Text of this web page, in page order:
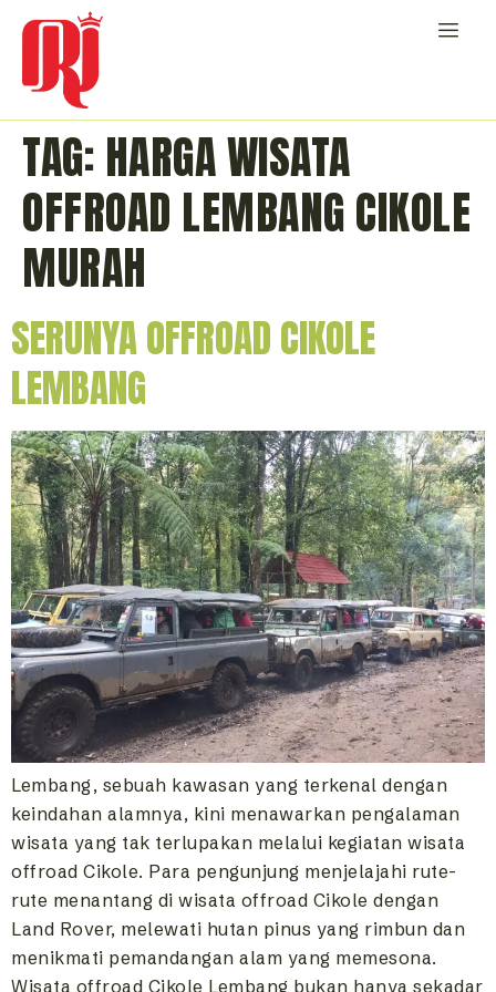
TAG: HARGA WISATA
OFFROAD LEMBANG CIKOLE
MURAH
SERUNYA OFFROAD CIKOLE
LEMBANG
Lembang, sebuah kawasan yang terkenal dengan
keindahan alamnya, kini menawarkan pengalaman
wisata yang tak terlupakan melalui kegiatan wisata
offroad Cikole. Para pengunjung menjelajahi rute-
rute menantang di wisata offroad Cikole dengan
Land Rover, melewati hutan pinus yang rimbun dan
menikmati pemandangan alam yang memesona.
Wisata offroad Cikole Lembang bukan hanya sekadar